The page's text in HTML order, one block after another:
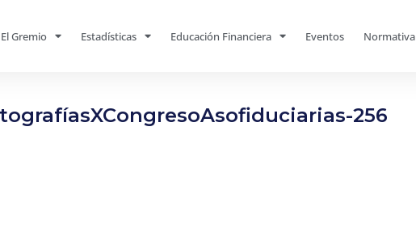
El Gremio Estadísticas Educación Financiera Eventos Normativa
256